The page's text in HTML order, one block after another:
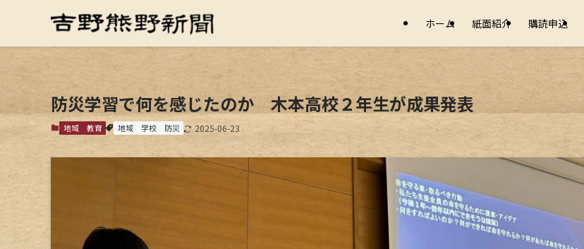
ホーム 紙面紹介 購読申込
防災学習で何を感じたのか 木本高校２年生が成果発表
地域 教育 地域 学校 防災 2025-06-23